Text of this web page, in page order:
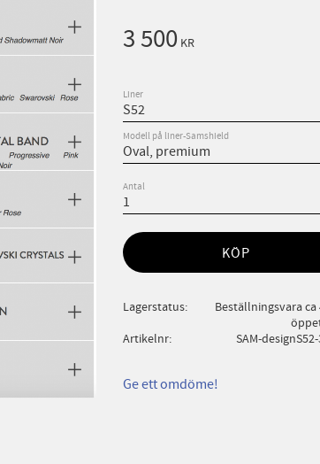
3 500KR
Liner
Modell på liner-Samshield
Antal
KÖP
Lagerstatus
Beställningsvara ca
Artikelnr
SAM-
Ge ett omdöme!